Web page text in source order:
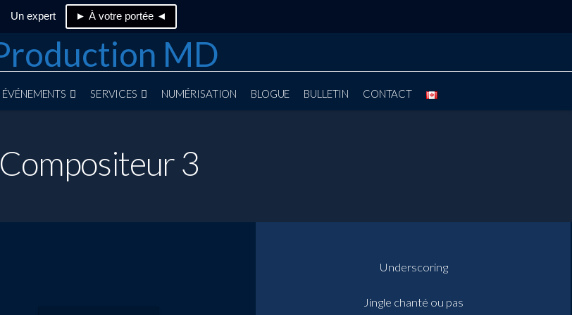
Un expert ► À votre portée ◄
ÉVÉNEMENTS SERVICES NUMÉRISATION BLOGUE BULLETIN CONTACT
Compositeur 3
Underscoring
Jingle chanté ou pas